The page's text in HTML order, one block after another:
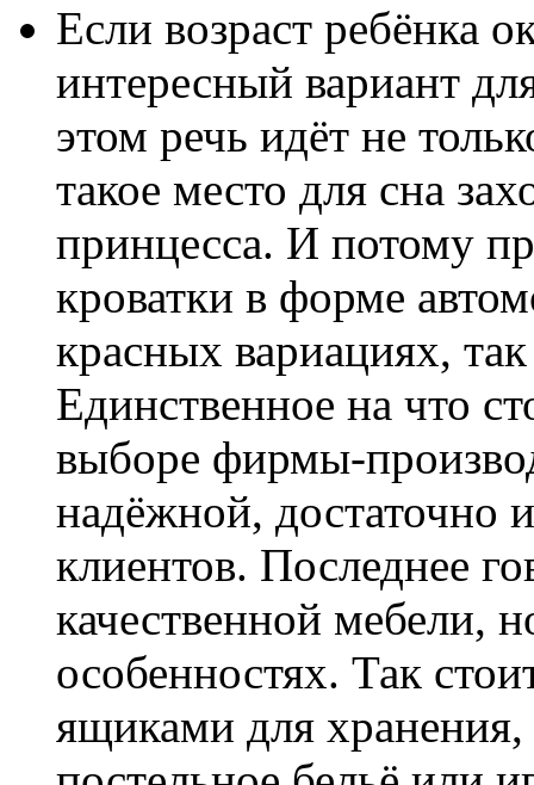
Если возраст ребёнка
интересный вариант
этом речь идёт не
такое место для сна
принцесса. И потому
кроватки в форме
красных вариациях,
Единственное на что
выборе фирмы-
надёжной, достаточно
клиентов. Последнее
качественной мебели,
особенностях. Так
ящиками для